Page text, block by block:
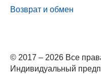
Возврат и обмен
© 2017 – 2026 Все
Индивидуальный